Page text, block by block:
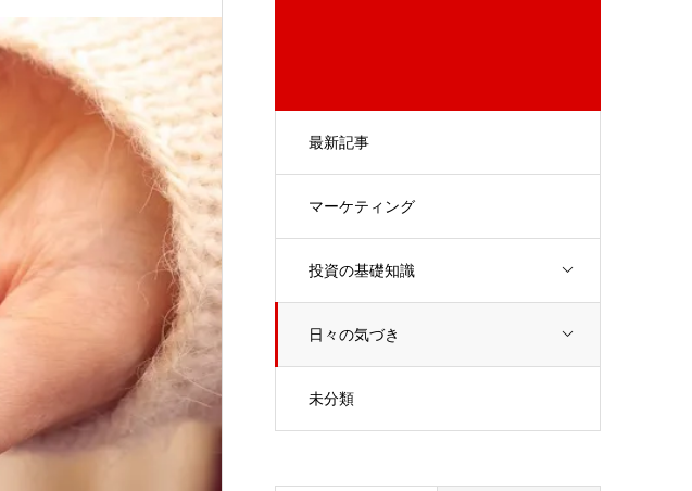
最新記事
マーケティング
投資の基礎知識
日々の気づき
未分類